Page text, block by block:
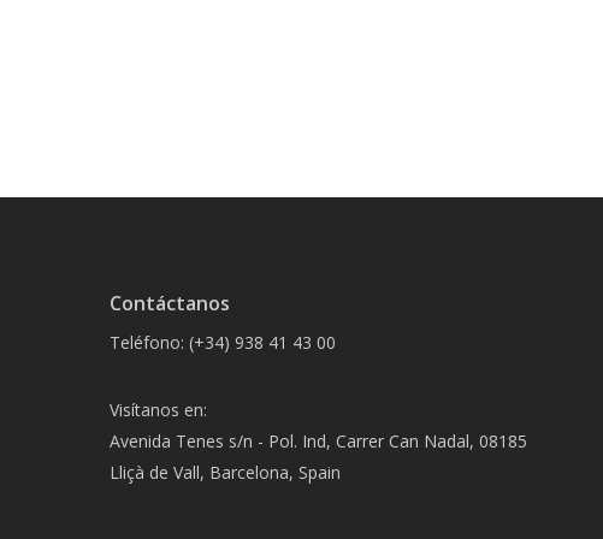
Contáctanos
Teléfono: (+34) 938 41 43 00
Visítanos en:
Avenida Tenes s/n - Pol. Ind, Carrer Can Nadal, 08185
Lliçà de Vall, Barcelona, Spain